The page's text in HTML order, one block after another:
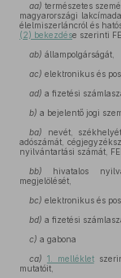
aa) természetes
magyarországi
élelmiszerláncról és
(2) bekezdése szerinti
ab) állampolgárságát,
ac) elektronikus és
ad) a fizetési
b) a bejelentő jogi
ba) nevét,
adószámát,
nyilvántartási számát,
bb) hivatalos
megjelölését,
bc) elektronikus és
bd) a fizetési
c) a gabona
ca) 1. melléklet
mutatóit,